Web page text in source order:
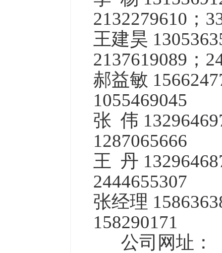
2132279610；
王建昊
2137619089；
郝益敏
1055469045
张 伟
1287065666
王 丹
2444655307
张经理
158290171
公司 网址：